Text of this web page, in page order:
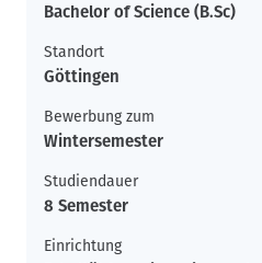
Bachelor of Science (B.Sc)
Standort
Göttingen
Bewerbung zum
Wintersemester
Studiendauer
8 Semester
Einrichtung